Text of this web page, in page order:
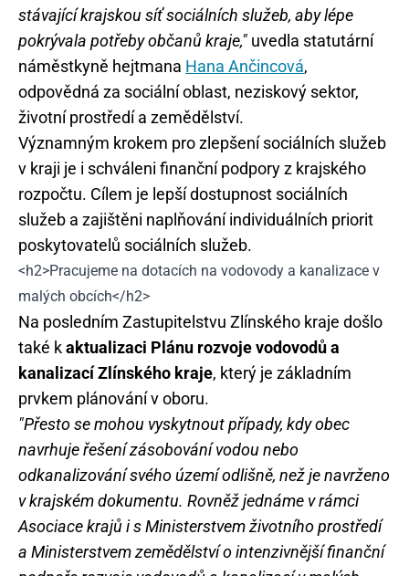
stávající krajskou síť sociálních služeb, aby lépe
pokrývala potřeby občanů kraje," uvedla statutární
náměstkyně hejtmana Hana Ančincová,
odpovědná za sociální oblast, neziskový sektor,
životní prostředí a zemědělství.
Významným krokem pro zlepšení sociálních služeb
v kraji je i schváleni finanční podpory z krajského
rozpočtu. Cílem je lepší dostupnost sociálních
služeb a zajištěni naplňování individuálních priorit
poskytovatelů sociálních služeb.
<h2>Pracujeme na dotacích na vodovody a kanalizace v
malých obcích</h2>
Na posledním Zastupitelstvu Zlínského kraje došlo
také kaktualizaci Plánu rozvoje vodovodů a
kanalizací Zlínského kraje, který je základním
prvkem plánování v oboru.
"Přesto se mohou vyskytnout případy, kdy obec
navrhuje řešení zásobování vodou nebo
odkanalizování svého území odlišně, než je navrženo
v krajském dokumentu. Rovněž jednáme v rámci
Asociace krajů i s Ministerstvem životního prostředí
a Ministerstvem zemědělství o intenzivnější finanční